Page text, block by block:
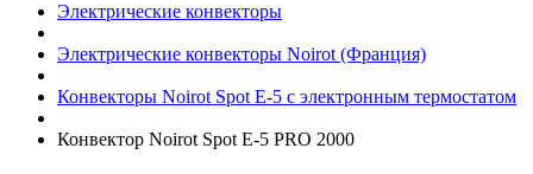
Электрические конвекторы
Электрические конвекторы Noirot (Франция)
Конвекторы Noirot Spot E-5 с электронным термостатом
Конвектор Noirot Spot E-5 PRO 2000